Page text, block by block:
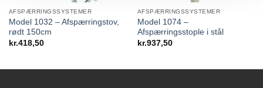
AFSPÆRRINGSSYSTEMER
Model 1032 – Afspærringstov,
rødt 150cm
kr.418,50
AFSPÆRRINGSSYSTEMER
Model 1074 –
Afspærringsstople i stål
kr.937,50